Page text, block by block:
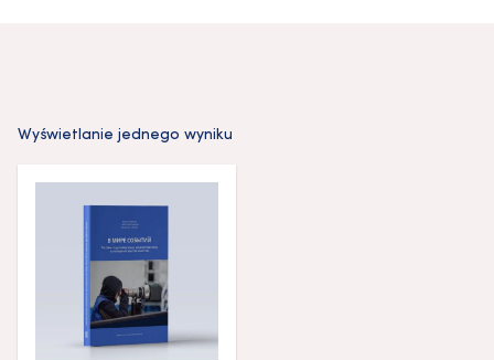
Wyświetlanie jednego wyniku